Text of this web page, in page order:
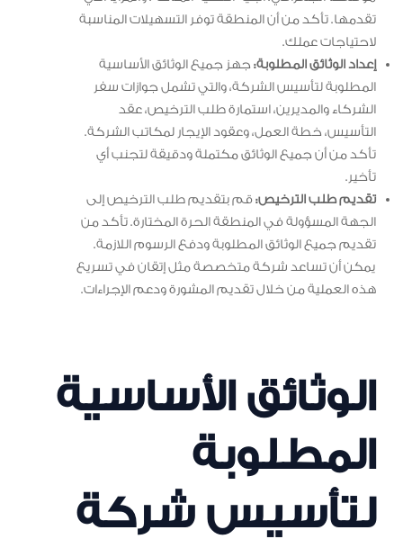
تقدمها. تأكد من أن المنطقة توفر التسهيلات المناسبة
لاحتياجات عملك.
إعداد الوثائق المطلوبة:جهز جميع الوثائق الأساسية
المطلوبة لتأسيس الشركة، والتي تشمل جوازات سفر
الشركاء والمديرين، استمارة طلب الترخيص، عقد
التأسيس، خطة العمل، وعقود الإيجار لمكاتب الشركة.
تأكد من أن جميع الوثائق مكتملة ودقيقة لتجنب أي
تأخير.
تقديم طلب الترخيص:قم بتقديم طلب الترخيص إلى
الجهة المسؤولة في المنطقة الحرة المختارة. تأكد من
تقديم جميع الوثائق المطلوبة ودفع الرسوم اللازمة.
يمكن أن تساعد شركة متخصصة مثل إتقان في تسريع
هذه العملية من خلال تقديم المشورة ودعم الإجراءات.
الوثائق الأساسية
المطلوبة
لتأسيس شركة